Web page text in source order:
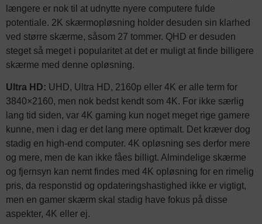
længere er nok til at udnytte nyere computere fulde
potentiale. 2K skærmopløsning holder desuden sin klarhed
ved større skærme, såsom 27 tommer. QHD er desuden
steget så meget i popularitet at det er muligt at finde billigere
skærme med denne opløsning.
Ultra HD: UHD, Ultra HD, 2160p eller 4K er alle term for
3840×2160, men nok bedst kendt som 4K. For ikke særlig
lang tid siden, var 4K gaming kun noget meget rige gamere
kunne, men i dag er det lang mere optimalt. Det kræver dog
stadig en high-end computer. 4K opløsning ses derfor mere
og mere, men de kan ikke fåes billigt. Almindelige skærme
og fjernsyn kan nemt findes med 4K opløsning for en rimelig
pris, da responstid og opdateringshastighed ikke er vigtigt,
men en gamer skærm skal stadig have fokus på disse
aspekter, 4K eller ej.